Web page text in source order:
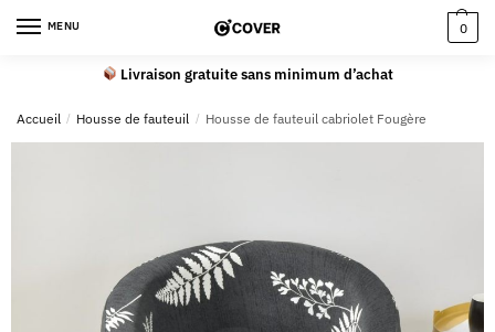
MENU 0
Livraison gratuite sans minimum d’achat
Accueil / Housse de fauteuil / Housse de fauteuil cabriolet Fougère